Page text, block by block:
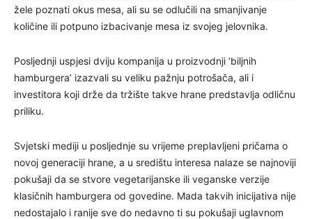
žele poznati okus mesa, ali su se odlučili na smanjivanje
količine ili potpuno izbacivanje mesa iz svojeg jelovnika.
Posljednji uspjesi dviju kompanija u proizvodnji ‘biljnih
hamburgera’ izazvali su veliku pažnju potrošača, ali i
investitora koji drže da tržište takve hrane predstavlja odličnu
priliku.
Svjetski mediji u posljednje su vrijeme preplavljeni pričama o
novoj generaciji hrane, a u središtu interesa nalaze se najnoviji
pokušaji da se stvore vegetarijanske ili veganske verzije
klasičnih hamburgera od govedine. Mada takvih inicijativa nije
nedostajalo i ranije sve do nedavno ti su pokušaji uglavnom